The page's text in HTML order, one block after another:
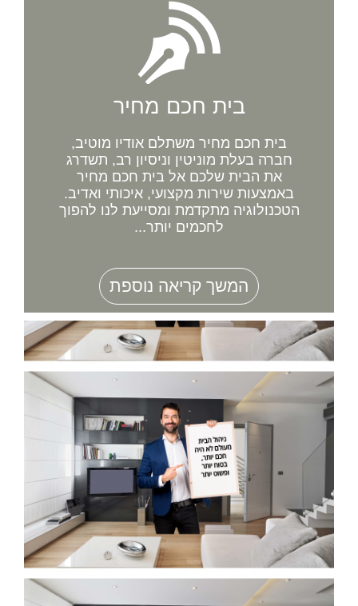
בית חכם מחיר
בית חכם מחיר משתלם אודיו מוטיב,
חברה בעלת מוניטין וניסיון רב, תשדרג
את הבית שלכם אל בית חכם מחיר
באמצעות שירות מקצועי, איכותי ואדיב.
הטכנולוגיה מתקדמת ומסייעת לנו להפוך
לחכמים יותר...
המשך קריאה נוספת